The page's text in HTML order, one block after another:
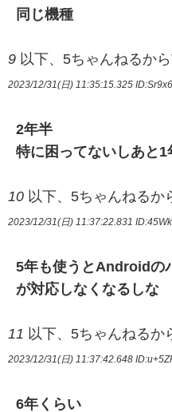
同じ機種
9 以下、5ちゃんねるか
2023/12/31(日) 11:35:15.325
2年半
特に困ってないしあと1
10 以下、5ちゃんねるか
2023/12/31(日) 11:37:22.831
5年も使うとAndroidの
が対応しなくなるしな
11 以下、5ちゃんねるか
2023/12/31(日) 11:37:42.648
6年くらい